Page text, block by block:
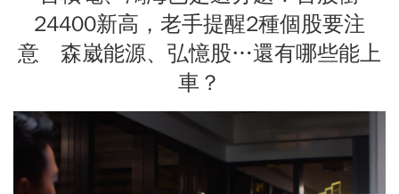
24400新高，老手提醒2種個股要注
意 森崴能源、弘憶股…還有哪些能上
車？